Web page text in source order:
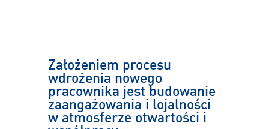
Założeniem procesu
wdrożenia nowego
pracownika jest budowanie
zaangażowania i lojalności
w atmosferze otwartości i